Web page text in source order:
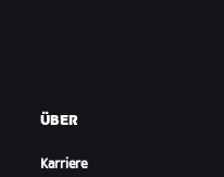
ÜBER
Karriere